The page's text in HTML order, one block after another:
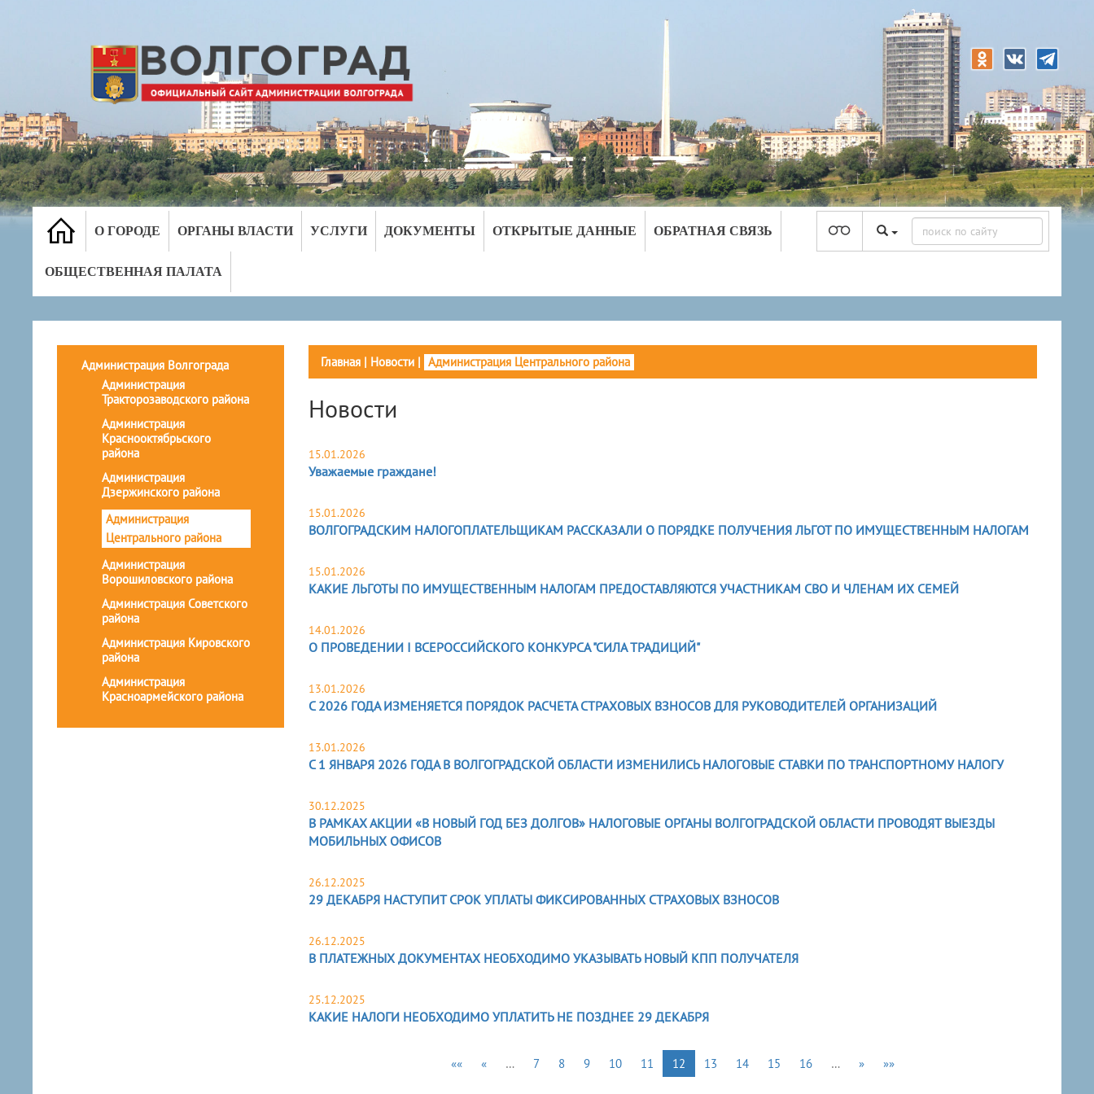
О ГОРОДЕ ОРГАНЫ ВЛАСТИ УСЛУГИ ДОКУМЕНТЫ ОТКРЫТЫЕ ДАННЫЕ ОБРАТНАЯ СВЯЗЬ
ОБЩЕСТВЕННАЯ ПАЛАТА
Администрация Волгограда
Администрация
Тракторозаводского района
Администрация
Краснооктябрьского
района
Администрация
Дзержинского района
Администрация
Центрального района
Администрация
Ворошиловского района
Администрация Советского
района
Администрация Кировского
района
Администрация
Красноармейского района
Главная| Новости| Администрация Центрального района
Новости
15.01.2026
Уважаемые граждане!
15.01.2026
ВОЛГОГРАДСКИМ НАЛОГОПЛАТЕЛЬЩИКАМ РАССКАЗАЛИ О ПОРЯДКЕ ПОЛУЧЕНИЯ ЛЬГОТ ПО ИМУЩЕСТВЕННЫМ НАЛОГАМ
15.01.2026
КАКИЕ ЛЬГОТЫ ПО ИМУЩЕСТВЕННЫМ НАЛОГАМ ПРЕДОСТАВЛЯЮТСЯ УЧАСТНИКАМ СВО И ЧЛЕНАМ ИХ СЕМЕЙ
14.01.2026
О ПРОВЕДЕНИИ I ВСЕРОССИЙСКОГО КОНКУРСА "СИЛА ТРАДИЦИЙ"
13.01.2026
С 2026 ГОДА ИЗМЕНЯЕТСЯ ПОРЯДОК РАСЧЕТА СТРАХОВЫХ ВЗНОСОВ ДЛЯ РУКОВОДИТЕЛЕЙ ОРГАНИЗАЦИЙ
13.01.2026
С 1 ЯНВАРЯ 2026 ГОДА В ВОЛГОГРАДСКОЙ ОБЛАСТИ ИЗМЕНИЛИСЬ НАЛОГОВЫЕ СТАВКИ ПО ТРАНСПОРТНОМУ НАЛОГУ
30.12.2025
В РАМКАХ АКЦИИ «В НОВЫЙ ГОД БЕЗ ДОЛГОВ» НАЛОГОВЫЕ ОРГАНЫ ВОЛГОГРАДСКОЙ ОБЛАСТИ ПРОВОДЯТ ВЫЕЗДЫ
МОБИЛЬНЫХ ОФИСОВ
26.12.2025
29 ДЕКАБРЯ НАСТУПИТ СРОК УПЛАТЫ ФИКСИРОВАННЫХ СТРАХОВЫХ ВЗНОСОВ
26.12.2025
В ПЛАТЕЖНЫХ ДОКУМЕНТАХ НЕОБХОДИМО УКАЗЫВАТЬ НОВЫЙ КПП ПОЛУЧАТЕЛЯ
25.12.2025
КАКИЕ НАЛОГИ НЕОБХОДИМО УПЛАТИТЬ НЕ ПОЗДНЕЕ 29 ДЕКАБРЯ
«« « … 7 8 9 10 11 12 13 14 15 16 … » »»